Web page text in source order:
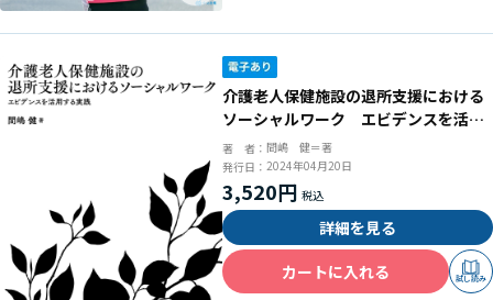
介護老人保健施設の退所支援における
ソーシャルワーク エビデンスを活用
する実践
著 者： 間嶋 健＝著
発行日： 2024年04月20日
3,520円
詳細を見る
カートに入れる
試し読み